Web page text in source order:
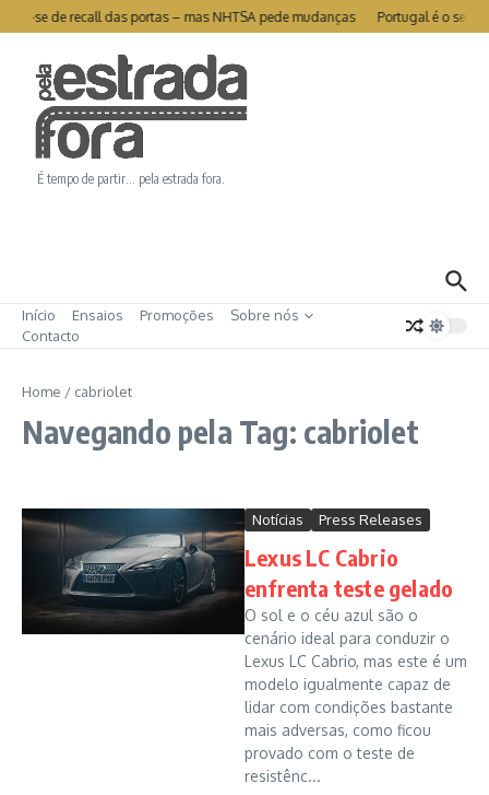
Ir para o conteúdo
se de recall das portas – mas NHTSA pede mudanças Portugal é o
É tempo de partir… pela estrada fora.
Início Ensaios Promoções
Sobre nós
Contacto
Home / cabriolet
Navegando pela Tag: cabriolet
Notícias Press Releases
Lexus LC Cabrio
enfrenta teste gelado
O sol e o céu azul são o
cenário ideal para conduzir o
Lexus LC Cabrio, mas este é um
modelo igualmente capaz de
lidar com condições bastante
mais adversas, como ficou
provado com o teste de
resistênc...